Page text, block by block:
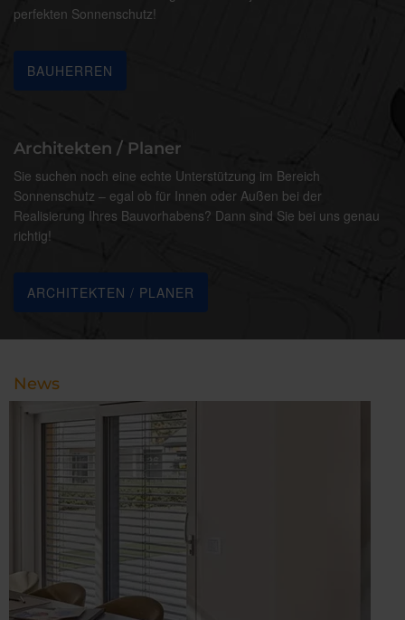
perfekten Sonnenschutz!
BAUHERREN
Architekten / Planer
Sie suchen noch eine echte Unterstützung im Bereich
Sonnenschutz – egal ob für Innen oder Außen bei der
Realisierung Ihres Bauvorhabens? Dann sind Sie bei uns genau
richtig!
ARCHITEKTEN / PLANER
News